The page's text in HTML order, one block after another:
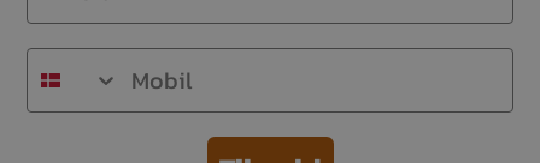
Mobil